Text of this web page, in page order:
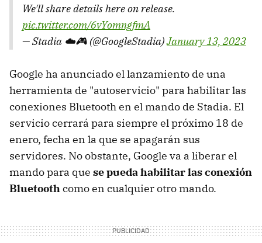
We'll share details here on release.
pic.twitter.com/6vYomngfmA
— Stadia ☁️🎮 (@GoogleStadia)January 13, 2023
Google ha anunciado el lanzamiento de una
herramienta de "autoservicio" para habilitar las
conexiones Bluetooth en el mando de Stadia. El
servicio cerrará para siempre el próximo 18 de
enero, fecha en la que se apagarán sus
servidores. No obstante, Google va a liberar el
mando para que se pueda habilitar las conexión
Bluetoothcomo en cualquier otro mando.